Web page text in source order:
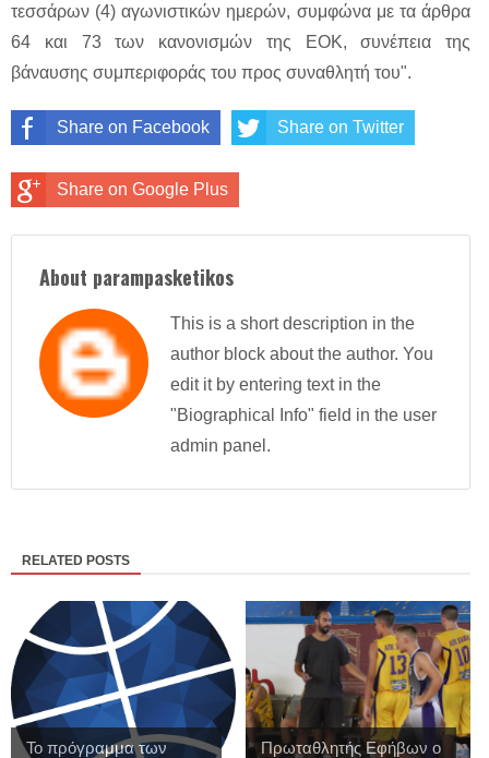
τεσσάρων (4) αγωνιστικών ημερών, συμφώνα με τα άρθρα
64 και 73 των κανονισμών της ΕΟΚ, συνέπεια της
βάναυσης συμπεριφοράς του προς συναθλητή του".
Share on Facebook Share on Twitter
Share on Google Plus
About parampasketikos
This is a short description in the
author block about the author. You
edit it by entering text in the
"Biographical Info" field in the user
admin panel.
RELATED POSTS
Το πρόγραμμα των
Πρωταθλητής Εφήβων ο